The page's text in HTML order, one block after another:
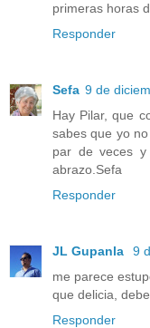
primeras horas
Responder
Sefa 9 de
Hay Pilar, que
sabes que yo
par de veces
abrazo.Sefa
Responder
JL Gupanla
9
me parece
que delicia,
Responder